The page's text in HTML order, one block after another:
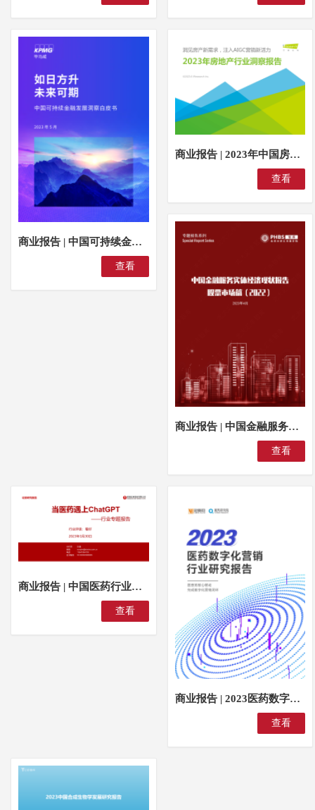
商业报告 | 中国可持续金融发展洞察白皮书
查看
商业报告 | 2023年中国房地产行业洞察报告
查看
商业报告 | 中国金融服务实体经济现状报告：股票市场篇（2022）
查看
商业报告 | 中国医药行业专题报告：当医药遇上ChatGPT
查看
商业报告 | 2023医药数字营销行业研究报告
查看